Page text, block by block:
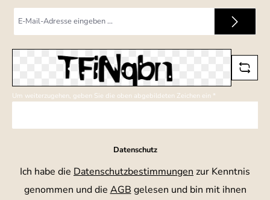
Mail-
Um weiterzugehen, geben Sie die oben abgebildeten Zeichen ein *
Datenschutz
Ich habe die Datenschutzbestimmungen zur Kenntnis
genommen und die AGB gelesen und bin mit ihnen